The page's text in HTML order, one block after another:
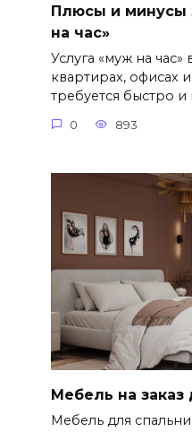
Плюсы и минусы
на час»
Услуга «муж на час»
квартирах, офисах
требуется быстро и
0 893
Мебель на заказ
Мебель для